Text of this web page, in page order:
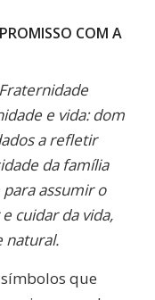
COM A
e vida: dom
a refletir
da família
assumir o
cuidar da vida,
natural.
que